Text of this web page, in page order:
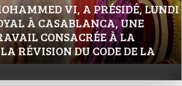
VI, A PRÉSIDÉ, LUNDI
À CASABLANCA, UNE
CONSACRÉE À LA
RÉVISION DU CODE DE LA